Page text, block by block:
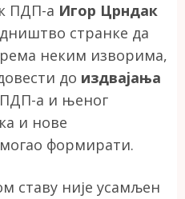
ПДП-а Игор Црндак
странке да
неким изворима,
до издвајања
а и њеног
и нове
могао формирати.
ставу није усамљен